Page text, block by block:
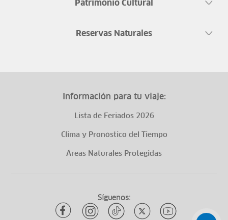
Patrimonio Cultural
Reservas Naturales
Información para tu viaje:
Lista de Feriados 2026
Clima y Pronóstico del Tiempo
Áreas Naturales Protegidas
Síguenos: